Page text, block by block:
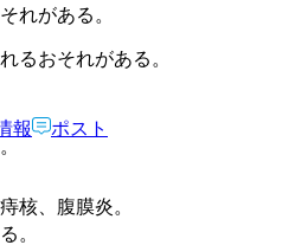
れがある。
るおそれがある。
。
核、腹膜炎。
報 ポスト